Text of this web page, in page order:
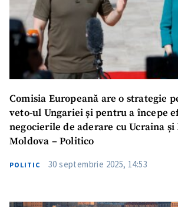
Comisia Europeană are o strategie
veto-ul Ungariei și pentru a începe
negocierile de aderare cu Ucraina și
Moldova – Politico
POLITIC 30 septembrie 2025, 14:53